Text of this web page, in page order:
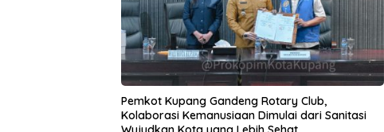
Pemkot Kupang Gandeng Rotary Club,
Kolaborasi Kemanusiaan Dimulai dari Sanitasi